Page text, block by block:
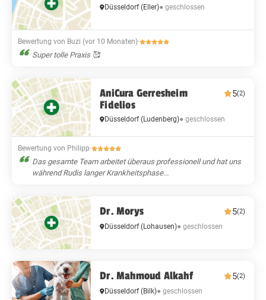
Düsseldorf(Eller)● geschlossen
Bewertung von Buzi (vor 10 Monaten)·
Super tolle Praxis 🥰
AniCura Gerresheim
Fidelios
5(2)
Düsseldorf(Ludenberg)● geschlossen
Bewertung von Philipp·
Das gesamte Team arbeitet überaus professionell und hat uns
während Rudis langer Krankheitsphase...
Dr. Morys 5(2)
Düsseldorf(Lohausen)● geschlossen
Dr. Mahmoud Alkahf 5(2)
Düsseldorf(Bilk)● geschlossen